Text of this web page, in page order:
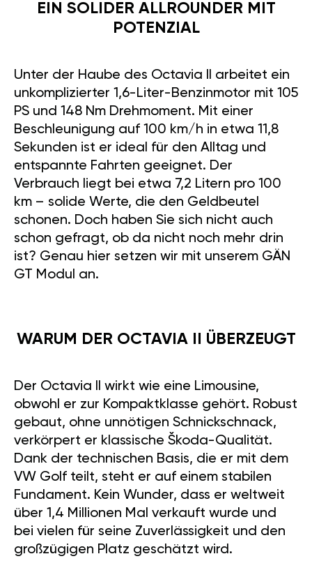
EIN SOLIDER ALLROUNDER MIT
POTENZIAL
Unter der Haube des Octavia II arbeitet ein
unkomplizierter 1,6-Liter-Benzinmotor mit 105
PS und 148 Nm Drehmoment. Mit einer
Beschleunigung auf 100 km/h in etwa 11,8
Sekunden ist er ideal für den Alltag und
entspannte Fahrten geeignet. Der
Verbrauch liegt bei etwa 7,2 Litern pro 100
km – solide Werte, die den Geldbeutel
schonen. Doch haben Sie sich nicht auch
schon gefragt, ob da nicht noch mehr drin
ist? Genau hier setzen wir mit unserem GÄN
GT Modul an.
WARUM DER OCTAVIA II ÜBERZEUGT
Der Octavia II wirkt wie eine Limousine,
obwohl er zur Kompaktklasse gehört. Robust
gebaut, ohne unnötigen Schnickschnack,
verkörpert er klassische Škoda-Qualität.
Dank der technischen Basis, die er mit dem
VW Golf teilt, steht er auf einem stabilen
Fundament. Kein Wunder, dass er weltweit
über 1,4 Millionen Mal verkauft wurde und
bei vielen für seine Zuverlässigkeit und den
großzügigen Platz geschätzt wird.